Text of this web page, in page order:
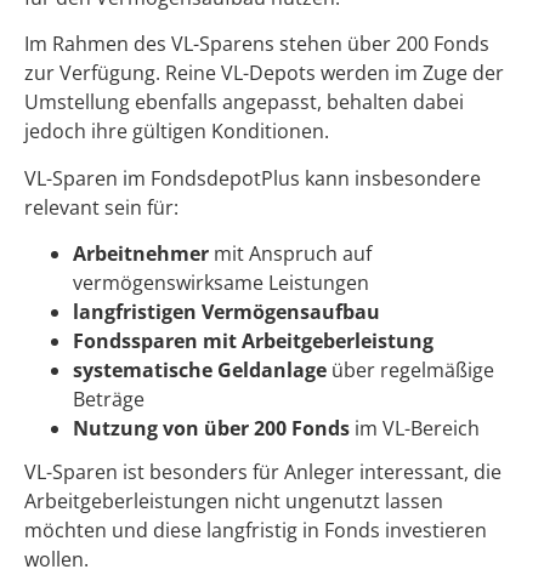
Im Rahmen des VL-Sparens stehen über 200 Fonds
zur Verfügung. Reine VL-Depots werden im Zuge der
Umstellung ebenfalls angepasst, behalten dabei
jedoch ihre gültigen Konditionen.
VL-Sparen im FondsdepotPlus kann insbesondere
relevant sein für:
Arbeitnehmer mit Anspruch auf
vermögenswirksame Leistungen
langfristigen Vermögensaufbau
Fondssparen mit Arbeitgeberleistung
systematische Geldanlage über regelmäßige
Beträge
Nutzung von über 200 Fonds im VL-Bereich
VL-Sparen ist besonders für Anleger interessant, die
Arbeitgeberleistungen nicht ungenutzt lassen
möchten und diese langfristig in Fonds investieren
wollen.